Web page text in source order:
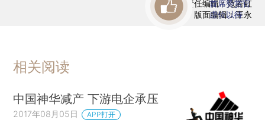
责任编辑：范若虹
版面编辑：王永
首席赞赏官
虚位以待
相关阅读
中国神华减产 下游电企承压
2017年08月05日 APP打开